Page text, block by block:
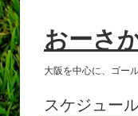
おーさ
大阪を中心に、ゴー
スケジュー